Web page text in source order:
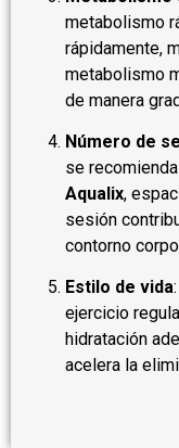
metabolismo
rápidamente,
metabolismo
de manera
Número de
se
Aqualix,
sesión
contorno
Estilo de vida
ejercicio
hidratación
acelera la